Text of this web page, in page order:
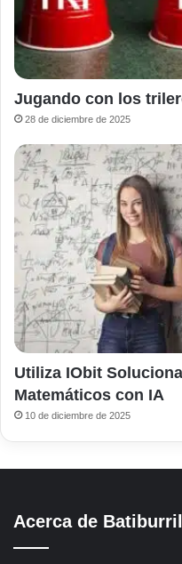
Jugando con los
28 de diciembre de 2025
Utiliza IObit
Matemáticos con IA
10 de diciembre de 2025
Acerca de